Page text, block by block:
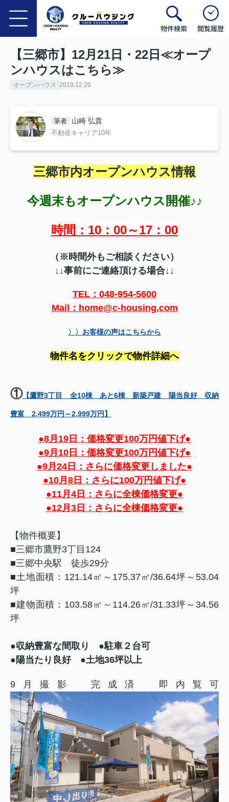
物件検索 閲覧履歴
【三郷市】12月21日・22日≪オープ
ンハウスはこちら≫
オープンハウス 2019.12.20
筆者 山崎 弘貴
不動産キャリア10年
三郷市内オープンハウス情報
今週末もオープンハウス開催♪♪
時間：10：00～17：00
（※時間外もご相談ください）
↓↓事前にご連絡頂ける場合↓↓
TEL：048-954-5600
Mail：home@c-housing.com
〉〉お客様の声はこちらから
物件名をクリックで物件詳細へ
①【鷹野3丁目 全10棟 あと6棟 新築戸建 陽当良好 収納
豊富 2,499万円～2,999万円】
●8月19日：価格変更100万円値下げ●
●9月10日：価格変更100万円値下げ●
●9月24日：さらに価格変更しました●
●10月8日：さらに100万円値下げ●
●11月4日：さらに全棟価格変更●
●12月3日：さらに全棟価格変更●
【物件概要】
■三郷市鷹野3丁目124
■三郷中央駅 徒歩29分
■土地面積：121.14㎡～175.37㎡/36.64坪～53.04
坪
■建物面積：103.58㎡～114.26㎡/31.33坪～34.56
坪
●収納豊富な間取り ●駐車２台可
●陽当たり良好 ●土地36坪以上
9月撮影 完成済 即内覧可